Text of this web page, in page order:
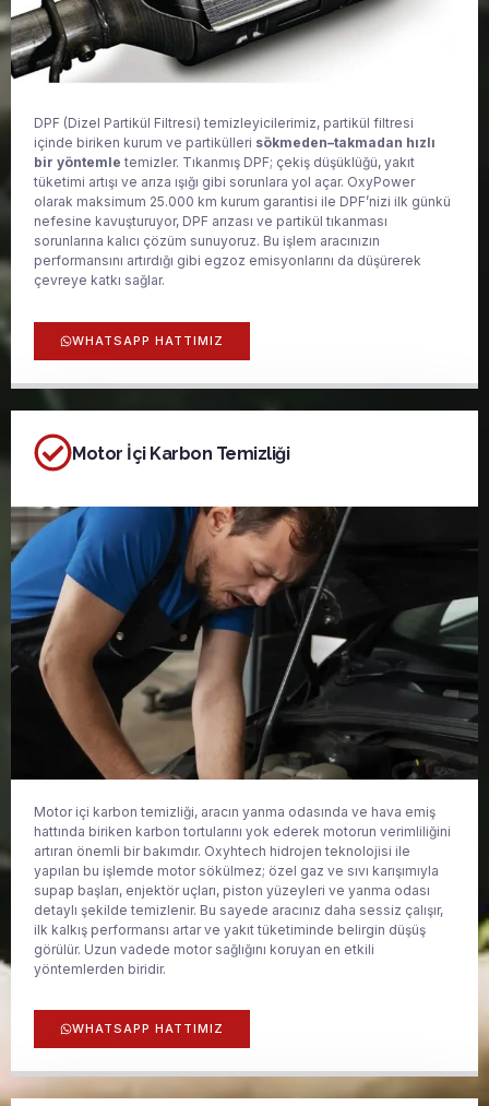
DPF (Dizel Partikül Filtresi) temizleyicilerimiz, partikül filtresi
içinde biriken kurum ve partikülleri sökmeden–takmadan hızlı
bir yöntemle temizler. Tıkanmış DPF; çekiş düşüklüğü, yakıt
tüketimi artışı ve arıza ışığı gibi sorunlara yol açar. OxyPower
olarak maksimum 25.000 km kurum garantisi ile DPF’nizi ilk günkü
nefesine kavuşturuyor, DPF arızası ve partikül tıkanması
sorunlarına kalıcı çözüm sunuyoruz. Bu işlem aracınızın
performansını artırdığı gibi egzoz emisyonlarını da düşürerek
çevreye katkı sağlar.
WHATSAPP HATTIMIZ
Motor İçi Karbon Temizliği
Motor içi karbon temizliği, aracın yanma odasında ve hava emiş
hattında biriken karbon tortularını yok ederek motorun verimliliğini
artıran önemli bir bakımdır. Oxyhtech hidrojen teknolojisi ile
yapılan bu işlemde motor sökülmez; özel gaz ve sıvı karışımıyla
supap başları, enjektör uçları, piston yüzeyleri ve yanma odası
detaylı şekilde temizlenir. Bu sayede aracınız daha sessiz çalışır,
ilk kalkış performansı artar ve yakıt tüketiminde belirgin düşüş
görülür. Uzun vadede motor sağlığını koruyan en etkili
yöntemlerden biridir.
WHATSAPP HATTIMIZ